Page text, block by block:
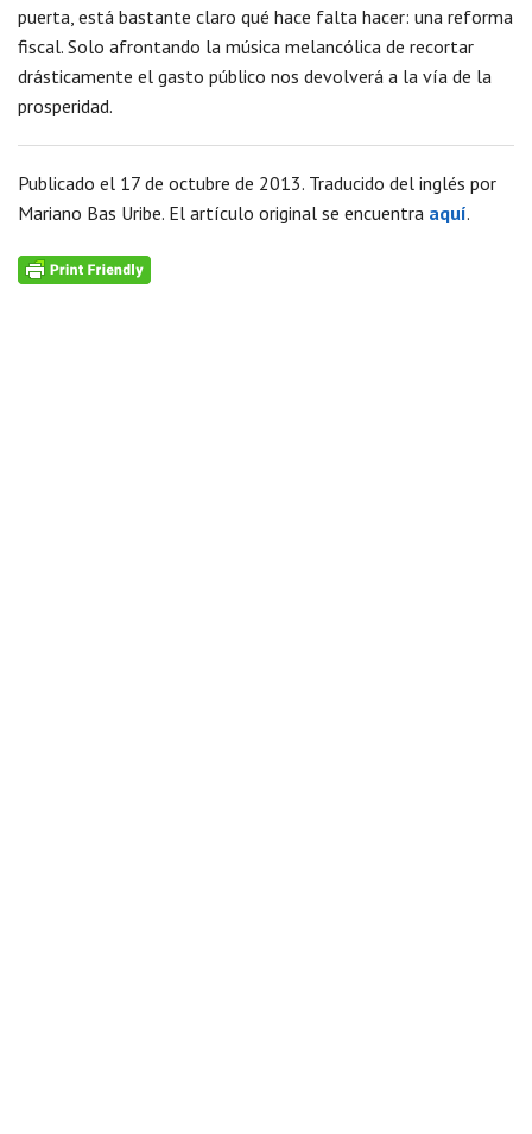
puerta, está bastante claro qué hace falta hacer: una reforma
fiscal. Solo afrontando la música melancólica de recortar
drásticamente el gasto público nos devolverá a la vía de la
prosperidad.
Publicado el 17 de octubre de 2013. Traducido del inglés por
Mariano Bas Uribe. El artículo original se encuentra aquí.